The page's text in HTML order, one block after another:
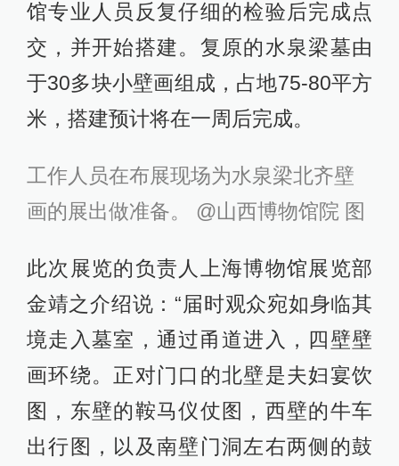
馆专业人员反复仔细的检验后完成点
交，并开始搭建。复原的水泉梁墓由
于30多块小壁画组成，占地75-80平方
米，搭建预计将在一周后完成。
工作人员在布展现场为水泉梁北齐壁
画的展出做准备。 @山西博物馆院 图
此次展览的负责人上海博物馆展览部
金靖之介绍说：“届时观众宛如身临其
境走入墓室，通过甬道进入，四壁壁
画环绕。正对门口的北壁是夫妇宴饮
图，东壁的鞍马仪仗图，西壁的牛车
出行图，以及南壁门洞左右两侧的鼓